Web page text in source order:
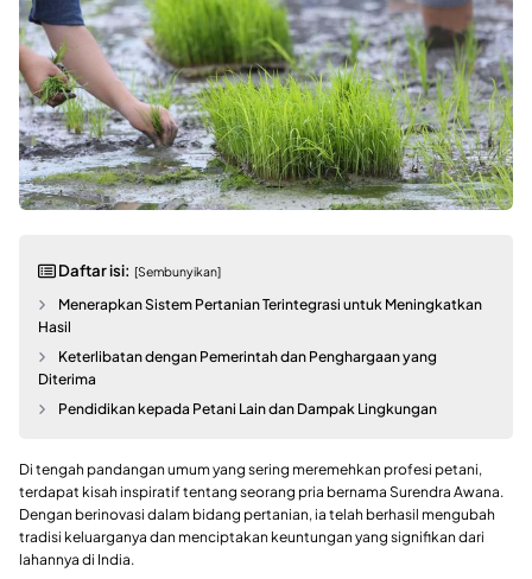
Daftar isi: [Sembunyikan]
Menerapkan Sistem Pertanian Terintegrasi untuk Meningkatkan
Hasil
Keterlibatan dengan Pemerintah dan Penghargaan yang
Diterima
Pendidikan kepada Petani Lain dan Dampak Lingkungan
Di tengah pandangan umum yang sering meremehkan profesi petani,
terdapat kisah inspiratif tentang seorang pria bernama Surendra Awana.
Dengan berinovasi dalam bidang pertanian, ia telah berhasil mengubah
tradisi keluarganya dan menciptakan keuntungan yang signifikan dari
lahannya di India.